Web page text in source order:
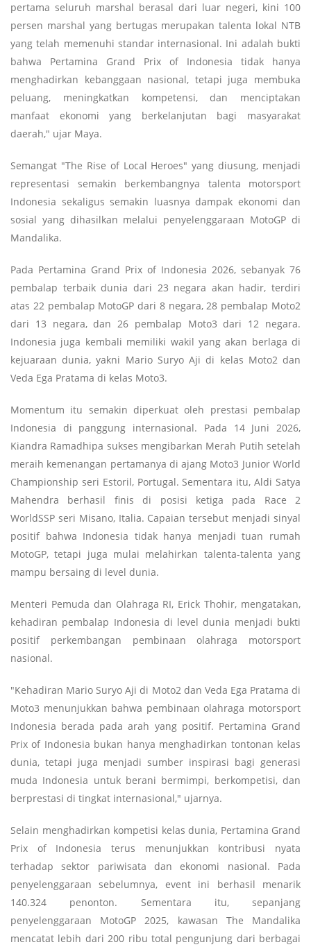
pertama seluruh marshal berasal dari luar negeri, kini 100
persen marshal yang bertugas merupakan talenta lokal NTB
yang telah memenuhi standar internasional. Ini adalah bukti
bahwa Pertamina Grand Prix of Indonesia tidak hanya
menghadirkan kebanggaan nasional, tetapi juga membuka
peluang, meningkatkan kompetensi, dan menciptakan
manfaat ekonomi yang berkelanjutan bagi masyarakat
daerah," ujar Maya.
Semangat "The Rise of Local Heroes" yang diusung, menjadi
representasi semakin berkembangnya talenta motorsport
Indonesia sekaligus semakin luasnya dampak ekonomi dan
sosial yang dihasilkan melalui penyelenggaraan MotoGP di
Mandalika.
Pada Pertamina Grand Prix of Indonesia 2026, sebanyak 76
pembalap terbaik dunia dari 23 negara akan hadir, terdiri
atas 22 pembalap MotoGP dari 8 negara, 28 pembalap Moto2
dari 13 negara, dan 26 pembalap Moto3 dari 12 negara.
Indonesia juga kembali memiliki wakil yang akan berlaga di
kejuaraan dunia, yakni Mario Suryo Aji di kelas Moto2 dan
Veda Ega Pratama di kelas Moto3.
Momentum itu semakin diperkuat oleh prestasi pembalap
Indonesia di panggung internasional. Pada 14 Juni 2026,
Kiandra Ramadhipa sukses mengibarkan Merah Putih setelah
meraih kemenangan pertamanya di ajang Moto3 Junior World
Championship seri Estoril, Portugal. Sementara itu, Aldi Satya
Mahendra berhasil finis di posisi ketiga pada Race 2
WorldSSP seri Misano, Italia. Capaian tersebut menjadi sinyal
positif bahwa Indonesia tidak hanya menjadi tuan rumah
MotoGP, tetapi juga mulai melahirkan talenta-talenta yang
mampu bersaing di level dunia.
Menteri Pemuda dan Olahraga RI, Erick Thohir, mengatakan,
kehadiran pembalap Indonesia di level dunia menjadi bukti
positif perkembangan pembinaan olahraga motorsport
nasional.
"Kehadiran Mario Suryo Aji di Moto2 dan Veda Ega Pratama di
Moto3 menunjukkan bahwa pembinaan olahraga motorsport
Indonesia berada pada arah yang positif. Pertamina Grand
Prix of Indonesia bukan hanya menghadirkan tontonan kelas
dunia, tetapi juga menjadi sumber inspirasi bagi generasi
muda Indonesia untuk berani bermimpi, berkompetisi, dan
berprestasi di tingkat internasional," ujarnya.
Selain menghadirkan kompetisi kelas dunia, Pertamina Grand
Prix of Indonesia terus menunjukkan kontribusi nyata
terhadap sektor pariwisata dan ekonomi nasional. Pada
penyelenggaraan sebelumnya, event ini berhasil menarik
140.324 penonton. Sementara itu, sepanjang
penyelenggaraan MotoGP 2025, kawasan The Mandalika
mencatat lebih dari 200 ribu total pengunjung dari berbagai